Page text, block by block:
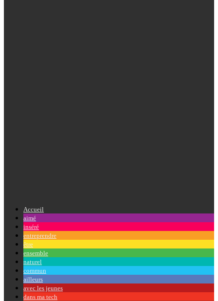
Accueil
aimé
inséré
entreprendre
être
ensemble
naturel
commun
ailleurs
avec les jeunes
dans ma tech